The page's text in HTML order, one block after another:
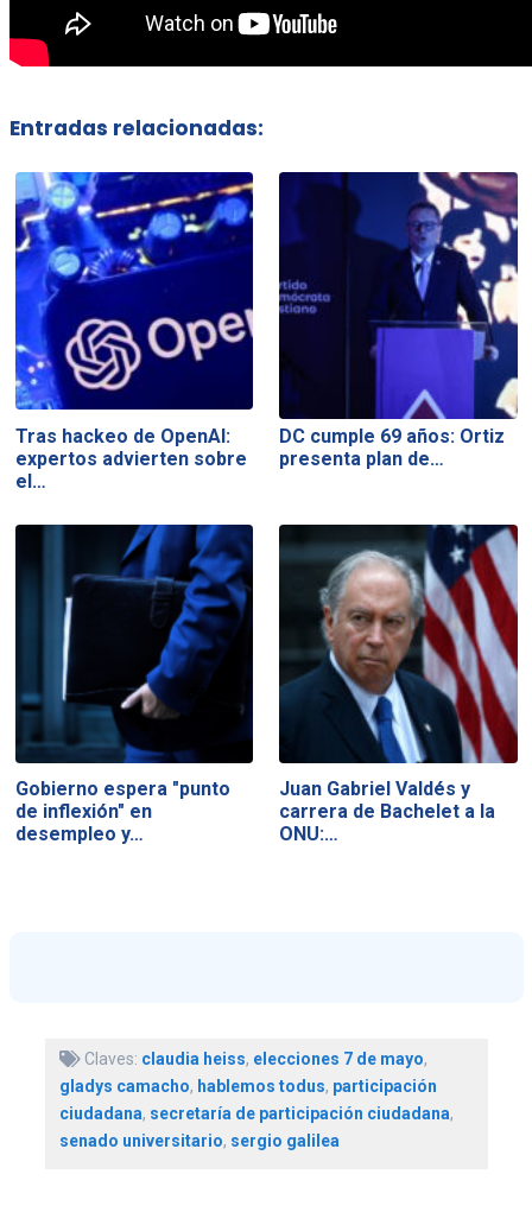
Entradas relacionadas:
Tras hackeo de OpenAI:
expertos advierten sobre
el…
DC cumple 69 años: Ortiz
presenta plan de…
Gobierno espera "punto
de inflexión" en
desempleo y…
Juan Gabriel Valdés y
carrera de Bachelet a la
ONU:…
Claves: claudia heiss, elecciones 7 de mayo,
gladys camacho, hablemos todus, participación
ciudadana, secretaría de participación ciudadana,
senado universitario, sergio galilea